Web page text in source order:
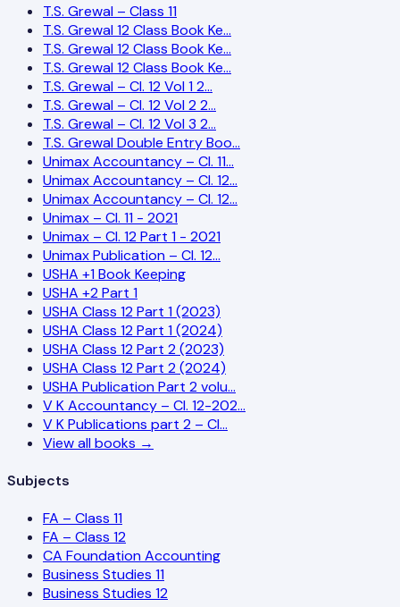
T.S. Grewal – Class 11
T.S. Grewal 12 Class Book Ke…
T.S. Grewal 12 Class Book Ke…
T.S. Grewal 12 Class Book Ke…
T.S. Grewal – Cl. 12 Vol 1 2…
T.S. Grewal – Cl. 12 Vol 2 2…
T.S. Grewal – Cl. 12 Vol 3 2…
T.S. Grewal Double Entry Boo…
Unimax Accountancy – Cl. 11…
Unimax Accountancy – Cl. 12…
Unimax Accountancy – Cl. 12…
Unimax – Cl. 11 - 2021
Unimax – Cl. 12 Part 1 - 2021
Unimax Publication – Cl. 12…
USHA +1 Book Keeping
USHA +2 Part 1
USHA Class 12 Part 1 (2023)
USHA Class 12 Part 1 (2024)
USHA Class 12 Part 2 (2023)
USHA Class 12 Part 2 (2024)
USHA Publication Part 2 volu…
V K Accountancy – Cl. 12-202…
V K Publications part 2 – Cl…
View all books →
Subjects
FA – Class 11
FA – Class 12
CA Foundation Accounting
Business Studies 11
Business Studies 12